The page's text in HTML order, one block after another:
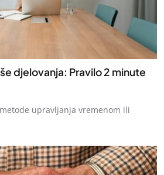
djelovanja: Pravilo 2 minute
upravljanja vremenom ili